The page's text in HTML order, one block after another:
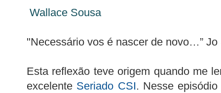
Wallace Sousa
"Necessário vos é nascer de novo…” Jo
Esta reflexão teve origem quando me
excelente Seriado CSI. Nesse